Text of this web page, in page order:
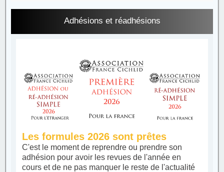
Adhésions et réadhésions
Les formules 2026 sont prêtes
C'est le moment de reprendre ou prendre son
adhésion pour avoir les revues de l'année en
cours et de ne pas manquer le reste de l'actualité